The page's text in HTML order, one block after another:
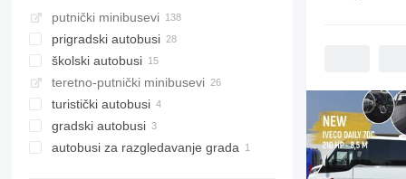
putnički minibusevi
prigradski autobusi
školski autobusi
teretno-putnički minibusevi
turistički autobusi
gradski autobusi
autobusi za razgledavanje grada